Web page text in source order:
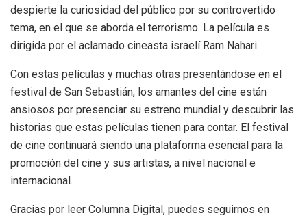
despierte la curiosidad del público por su controvertido
tema, en el que se aborda el terrorismo. La película es
dirigida por el aclamado cineasta israelí Ram Nahari.
Con estas películas y muchas otras presentándose en el
festival de San Sebastián, los amantes del cine están
ansiosos por presenciar su estreno mundial y descubrir las
historias que estas películas tienen para contar. El festival
de cine continuará siendo una plataforma esencial para la
promoción del cine y sus artistas, a nivel nacional e
internacional.
Gracias por leer Columna Digital, puedes seguirnos en